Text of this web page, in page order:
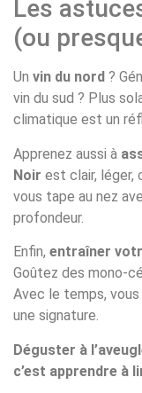
Les
(ou
Un vin du nord ?
vin du sud ? Plus
climatique est un
Apprenez aussi à
Noir est clair, léger,
vous tape au nez
profondeur.
Enfin, entraîner
Goûtez des mono-
Avec le temps,
une signature.
Déguster à
c’est apprendre à